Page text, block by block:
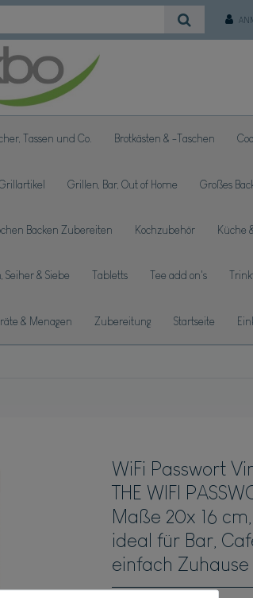
Tassen und Co. Brotkästen & -Taschen
Grillen, Bar, Out of Home Großes
Backen Zubereiten Kochzubehör Küche
Seiher & Siebe Tabletts Tee add on's
& Menagen Zubereitung Startseite
WiFi Passwort
THE WIFI
Maße 20x 16
ideal für Bar,
einfach Zuhause